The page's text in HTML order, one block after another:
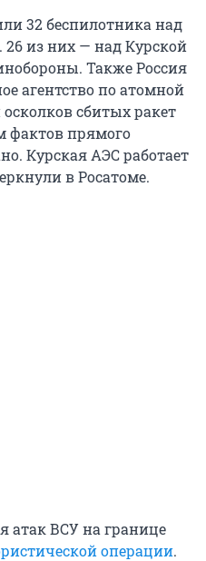
32 беспилотника над
из них — над Курской
Также Россия
агентство по атомной
сбитых ракет
фактов прямого
Курская АЭС работает
в Росатоме.
атак ВСУ на границе
операции.